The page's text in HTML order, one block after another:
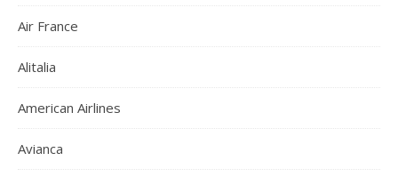
Air France
Alitalia
American Airlines
Avianca